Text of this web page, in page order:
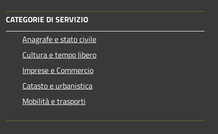
CATEGORIE DI SERVIZIO
Anagrafe e stato civile
Cultura e tempo libero
Imprese e Commercio
Catasto e urbanistica
Mobilità e trasporti